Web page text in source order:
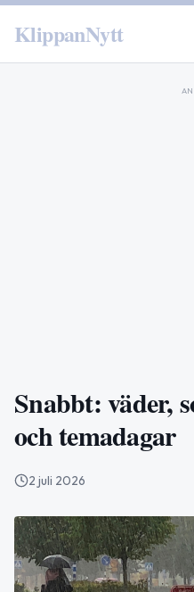
KlippanNytt
Snabbt: väder,
och temadagar
2 juli 2026